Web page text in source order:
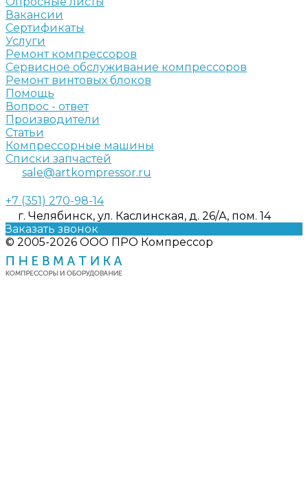
Вакансии
Сертификаты
Услуги
Ремонт компрессоров
Сервисное обслуживание компрессоров
Ремонт винтовых блоков
Помощь
Вопрос - ответ
Производители
Статьи
Компрессорные машины
Списки запчастей
sale@artkompressor.ru
+7 (351) 270-98-14
г. Челябинск, ул. Каслинская, д. 26/А, пом. 14
Заказать звонок
© 2005-2026 ООО ПРО Компрессор